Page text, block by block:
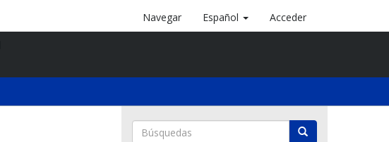
Navegar Español Acceder